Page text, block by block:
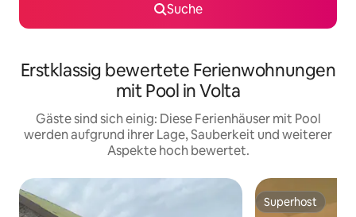
Suche
Erstklassig bewertete Ferienwohnungen
mit Pool in Volta
Gäste sind sich einig: Diese Ferienhäuser mit Pool
werden aufgrund ihrer Lage, Sauberkeit und weiterer
Aspekte hoch bewertet.
Superhost
Superhost